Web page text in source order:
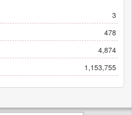
3
478
4,874
1,153,755